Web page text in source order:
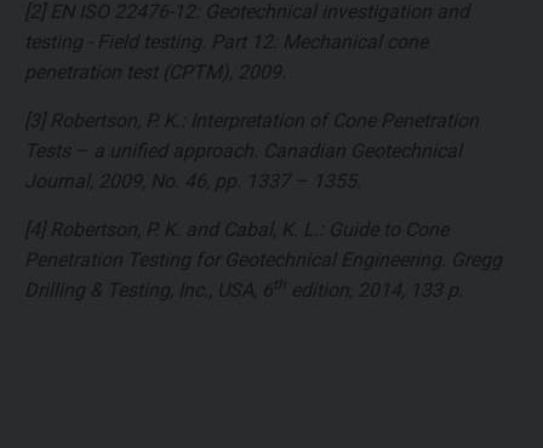
[2] EN ISO 22476-12: Geotechnical investigation and
testing - Field testing. Part 12: Mechanical cone
penetration test (CPTM), 2009.
[3] Robertson, P. K.: Interpretation of Cone Penetration
Tests – a unified approach. Canadian Geotechnical
Journal, 2009, No. 46, pp. 1337 – 1355.
[4] Robertson, P. K. and Cabal, K. L.: Guide to Cone
Penetration Testing for Geotechnical Engineering. Gregg
Drilling & Testing, Inc., USA, 6th edition, 2014, 133 p.